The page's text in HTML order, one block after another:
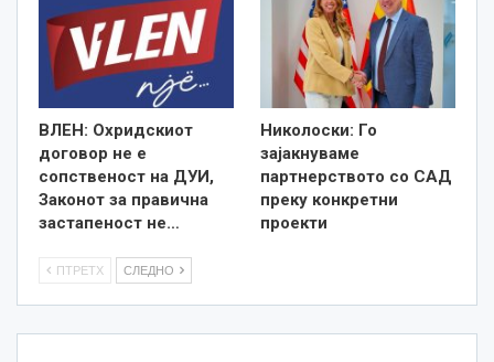
ВЛЕН: Охридскиот
договор не е
сопственост на ДУИ,
Законот за правична
застапеност не…
Николоски: Го
зајакнуваме
партнерството со САД
преку конкретни
проекти
ПТРЕТХ СЛЕДНО